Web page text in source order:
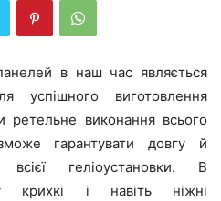
в наш час являється
успішного виготовлення
ретельне виконання всього
гарантувати довгу й
геліоустановки. В
крихкі і навіть ніжні